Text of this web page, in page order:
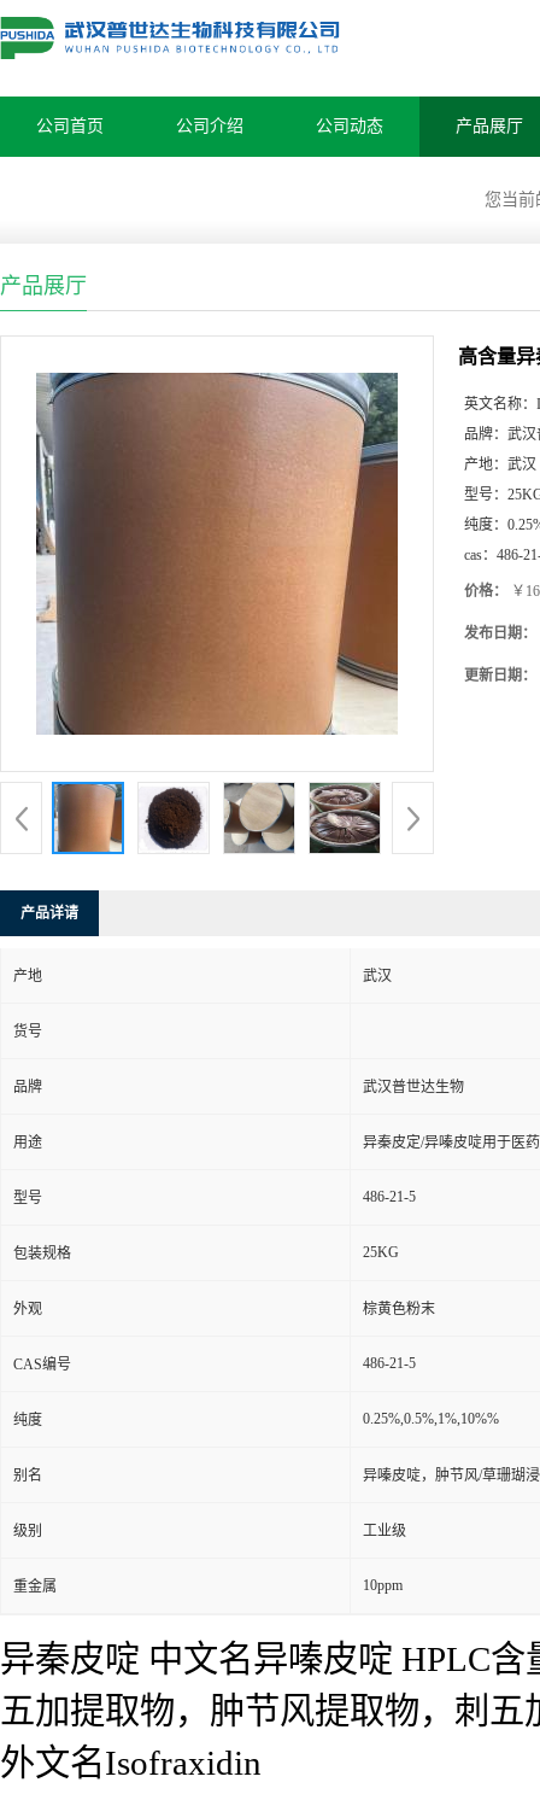
公司首页 公司介绍 公司动态 产品展厅
您当
产品展厅
高含量
英文名称：
品牌： 武汉
产地： 武汉
型号：
纯度：
cas： 486-
价格： ￥
发布日期：
更新日期：
产品详请
产地 武汉
货号
品牌 武汉普世达生物
用途 异秦皮定/异嗪皮啶用于医
型号 486-21-5
包装规格 25KG
外观 棕黄色粉末
CAS编号 486-21-5
纯度 0.25%,0.5%,1%,10%%
别名 异嗪皮啶，肿节风/草珊瑚
级别 工业级
重金属 10ppm
异秦皮啶 中文名异嗪皮啶 HPLC含
五加提取物，肿节风提取物，刺
外文名Isofraxidin